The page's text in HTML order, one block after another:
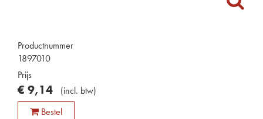
Productnummer
1897010
Prijs
€ 9,14 (incl. btw)
Bestel